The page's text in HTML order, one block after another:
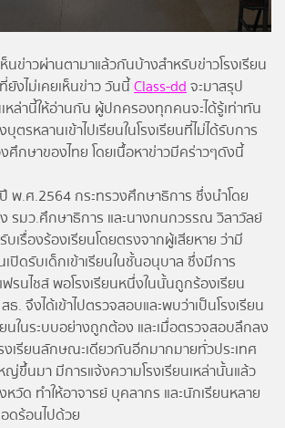
นข่าวผ่านตามาแล้วกันบ้างสำหรับข่าวโรงเรียน
ยังไม่เคยเห็นข่าว วันนี้Class-ddจะมาสรุป
หล่านี้ให้อ่านกัน ผู้ปกครองทุกคนจะได้รู้เท่าทัน
ตรหลานเข้าไปเรียนในโรงเรียนที่ไม่ได้รับการ
ศึกษาของไทย โดยเนื้อหาข่าวมีคร่าวๆดังนี้
พ.ศ.2564 กระทรวงศึกษาธิการ ซึ่งนำโดย
รมว.ศึกษาธิการ และนางกนกวรรณ วิลาวัลย์
เรื่องร้องเรียนโดยตรงจากผู้เสียหาย ว่ามี
เปิดรับเด็กเข้าเรียนในชั้นอนุบาล ซึ่งมีการ
รนไชส์ พอโรงเรียนหนึ่งในนั้นถูกร้องเรียน
ธ. จึงได้เข้าไปตรวจสอบและพบว่าเป็นโรงเรียน
นในระบบอย่างถูกต้อง และเมื่อตรวจสอบลึกลง
งเรียนลักษณะเดียวกันอีกมากมายทั่วประเทศ
ญ่ขึ้นมา มีการแจ้งความโรงเรียนเหล่านั้นแล้ว
วัด ทำให้อาจารย์ บุคลากร และนักเรียนหลาย
ร้อนไปด้วย